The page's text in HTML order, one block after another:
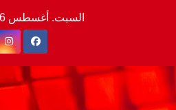
السبت. أغسطس 8th, 2026